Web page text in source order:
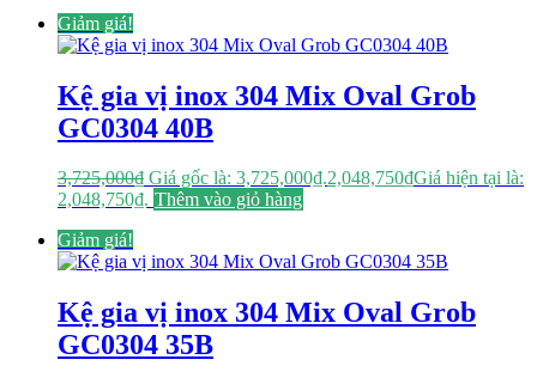
Giảm giá!
Kệ gia vị inox 304 Mix Oval Grob
GC0304 40B
3,725,000₫ Giá gốc là: 3,725,000₫.2,048,750₫Giá hiện tại là:
2,048,750₫. Thêm vào giỏ hàng
Giảm giá!
Kệ gia vị inox 304 Mix Oval Grob
GC0304 35B